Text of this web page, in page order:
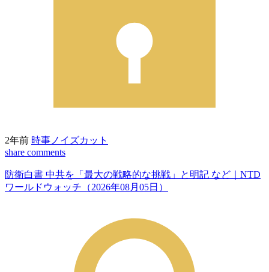
2年前 時事ノイズカット
share comments
防衛白書 中共を「最大の戦略的な挑戦」と明記 など｜NTD
ワールドウォッチ（2026年08月05日）